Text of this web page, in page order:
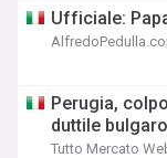
Ufficiale:
Perugia,
duttile
Tutto Mercato